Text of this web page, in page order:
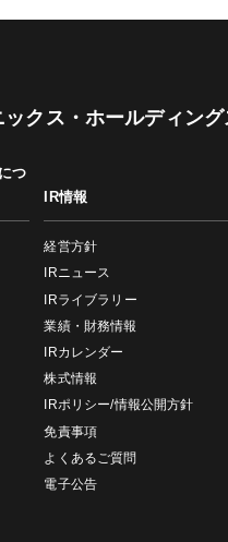
クス・ホールディング
つ
IR情報
経営方針
IRニュース
IRライブラリー
業績・財務情報
IRカレンダー
株式情報
IRポリシー/情報公開方針
免責事項
よくあるご質問
電子公告